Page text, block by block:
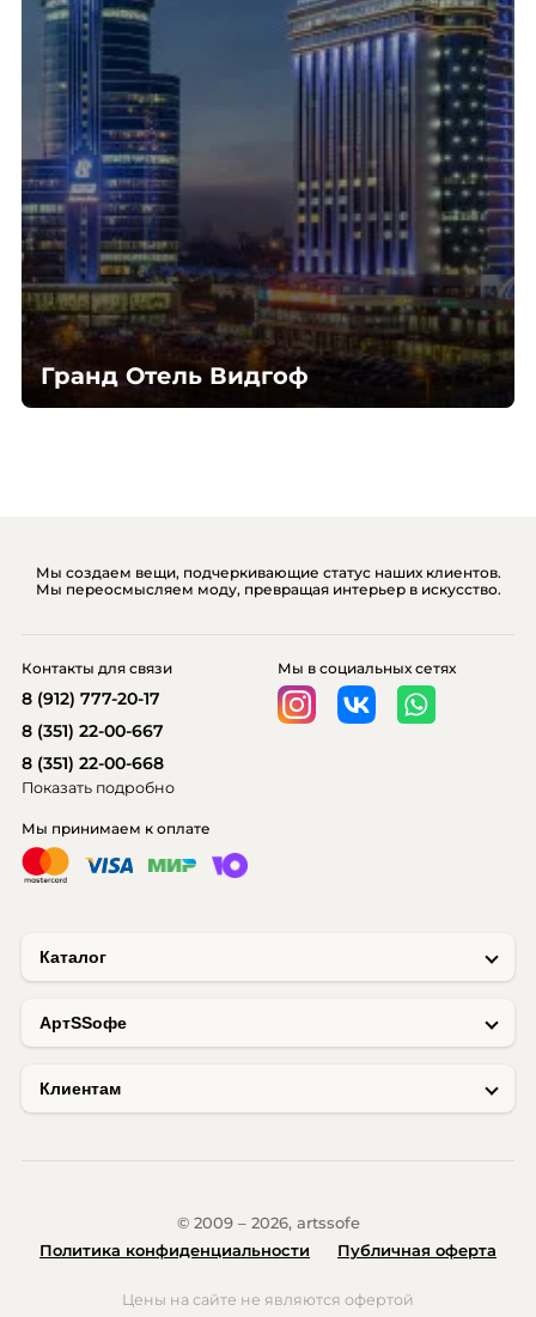
Гранд Отель Видгоф
Мы создаем вещи, подчеркивающие статус наших клиентов.
Мы переосмысляем моду, превращая интерьер в искусство.
Каталог
AртSSофе
Клиентам
Мы принимаем к оплате
Мы в социальных сетях
Контакты для связи
8 (912) 777-20-17
8 (351) 22-00-667
8 (351) 22-00-668
Показать подробно
© 2009 – 2026, artssofe
Политика конфиденциальности
Публичная оферта
Цены на сайте не являются офертой